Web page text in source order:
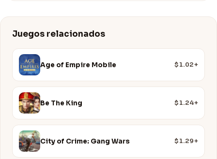
Juegos relacionados
Age of Empire Mobile $1.02+
Be The King $1.24+
City of Crime: Gang Wars $1.29+